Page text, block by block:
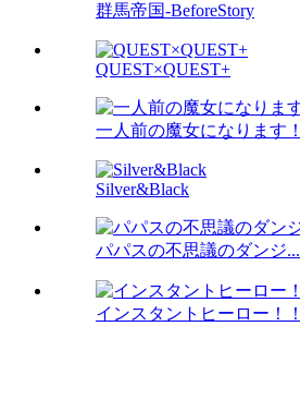
群馬帝国-BeforeStory
QUEST×QUEST+
一人前の魔女になります！
Silver&Black
パパスの不思議のダンジ...
インスタントヒーロー！！